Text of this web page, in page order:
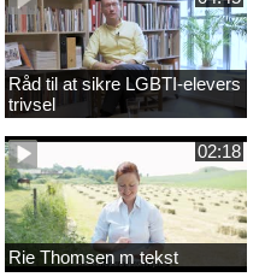
Råd til at sikre LGBTI-elevers
trivsel
02:18
Rie Thomsen m tekst